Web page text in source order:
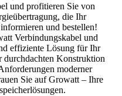
und profitieren Sie von
die Ihr
und bestellen!
Verbindungskabel und
effiziente Lösung für Ihr
durchdachten Konstruktion
moderner
Sie auf Growatt – Ihre